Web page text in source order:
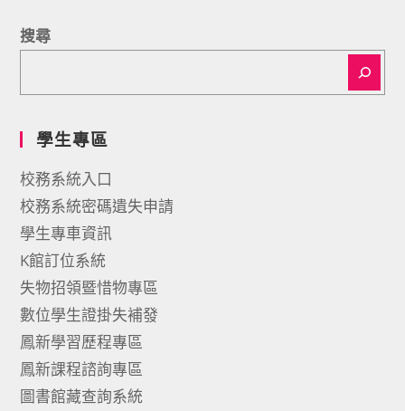
搜尋
學生專區
校務系統入口
校務系統密碼遺失申請
學生專車資訊
K館訂位系統
失物招領暨惜物專區
數位學生證掛失補發
鳳新學習歷程專區
鳳新課程諮詢專區
圖書館藏查詢系統